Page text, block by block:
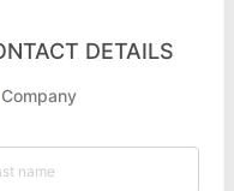
DETAILS
Company